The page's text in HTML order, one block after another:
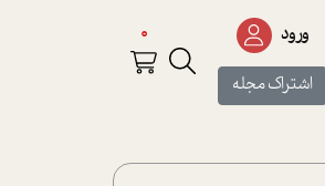
ورود
اشتراک مجله
0